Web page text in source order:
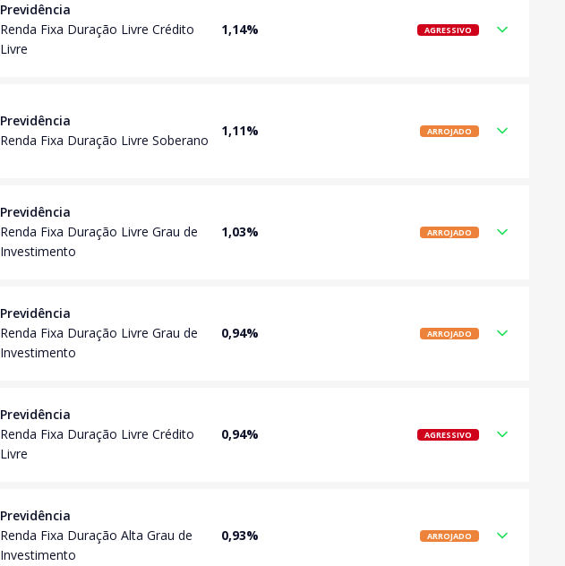
Previdência
Renda Fixa Duração Livre Crédito
Livre
1,14% AGRESSIVO
Previdência
Renda Fixa Duração Livre Soberano
1,11% ARROJADO
Previdência
Renda Fixa Duração Livre Grau de
Investimento
1,03% ARROJADO
Previdência
Renda Fixa Duração Livre Grau de
Investimento
0,94% ARROJADO
Previdência
Renda Fixa Duração Livre Crédito
Livre
0,94% AGRESSIVO
Previdência
Renda Fixa Duração Alta Grau de
Investimento
0,93% ARROJADO